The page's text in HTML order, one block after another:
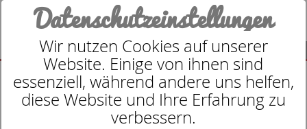
SUCHE
Datenschutzeinstellungen
Wir nutzen Cookies auf unserer
Website. Einige von ihnen sind
essenziell, während andere uns helfen,
diese Website und Ihre Erfahrung zu
verbessern.